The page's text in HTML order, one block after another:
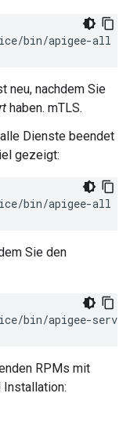
bin/apigee-all
neu, nachdem Sie
haben. mTLS.
Dienste beendet
gezeigt:
bin/apigee-all
Sie den
bin/apigee-
RPMs mit
Installation: